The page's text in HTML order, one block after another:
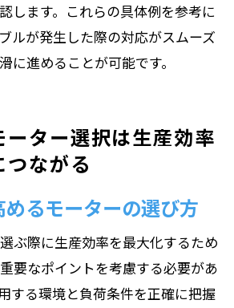
します。これらの具体例を参考に
ルが発生した際の対応がスムーズ
に進めることが可能です。
ーター選択は生産効率
つながる
るモーターの選び方
ぶ際に生産効率を最大化するため
要なポイントを考慮する必要があ
する環境と負荷条件を正確に把握